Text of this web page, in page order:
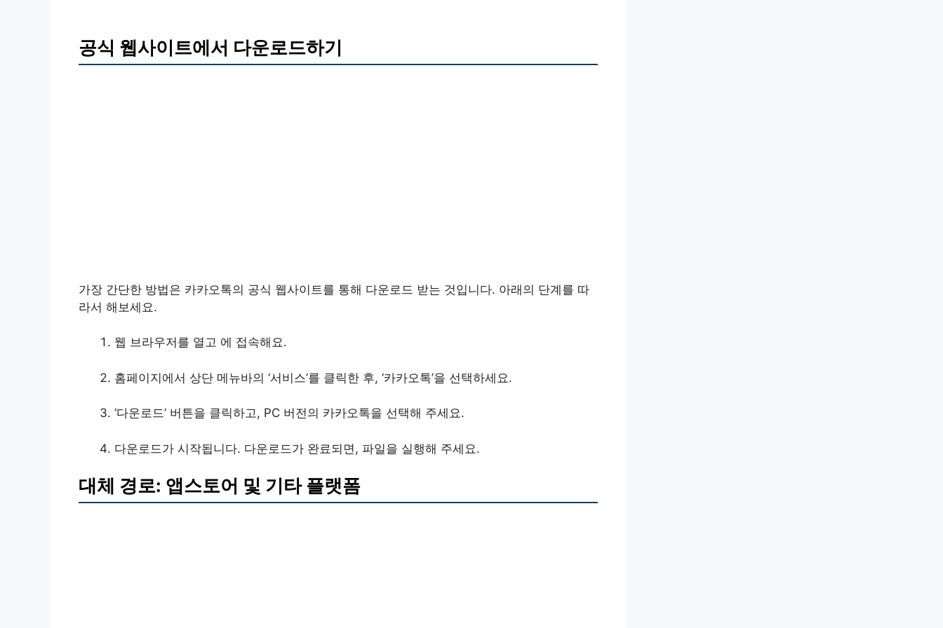
공식 웹사이트에서 다운로드하기
가장 간단한 방법은 카카오톡의 공식 웹사이트를 통해 다운로드 받는 것입니다. 아래의 단계를 따
라서 해보세요.
웹 브라우저를 열고 에 접속해요.
홈페이지에서 상단 메뉴바의 ‘서비스’를 클릭한 후, ‘카카오톡’을 선택하세요.
‘다운로드’ 버튼을 클릭하고, PC 버전의 카카오톡을 선택해 주세요.
다운로드가 시작됩니다. 다운로드가 완료되면, 파일을 실행해 주세요.
대체 경로: 앱스토어 및 기타 플랫폼